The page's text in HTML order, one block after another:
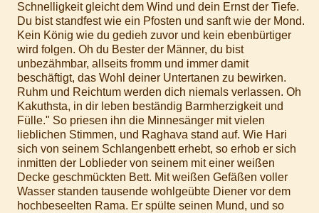
Schnelligkeit gleicht dem Wind und dein Ernst der Tiefe.
Du bist standfest wie ein Pfosten und sanft wie der Mond.
Kein König wie du gedieh zuvor und kein ebenbürtiger
wird folgen. Oh du Bester der Männer, du bist
unbezähmbar, allseits fromm und immer damit
beschäftigt, das Wohl deiner Untertanen zu bewirken.
Ruhm und Reichtum werden dich niemals verlassen. Oh
Kakuthsta, in dir leben beständig Barmherzigkeit und
Fülle." So priesen ihn die Minnesänger mit vielen
lieblichen Stimmen, und Raghava stand auf. Wie Hari
sich von seinem Schlangenbett erhebt, so erhob er sich
inmitten der Loblieder von seinem mit einer weißen
Decke geschmückten Bett. Mit weißen Gefäßen voller
Wasser standen tausende wohlgeübte Diener vor dem
hochbeseelten Rama. Er spülte seinen Mund, und so